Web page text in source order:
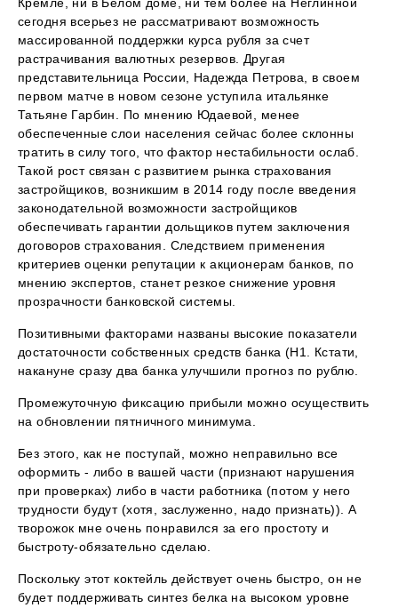
Кремле, ни в Белом доме, ни тем более на Неглинной
сегодня всерьез не рассматривают возможность
массированной поддержки курса рубля за счет
растрачивания валютных резервов. Другая
представительница России, Надежда Петрова, в своем
первом матче в новом сезоне уступила итальянке
Татьяне Гарбин. По мнению Юдаевой, менее
обеспеченные слои населения сейчас более склонны
тратить в силу того, что фактор нестабильности ослаб.
Такой рост связан с развитием рынка страхования
застройщиков, возникшим в 2014 году после введения
законодательной возможности застройщиков
обеспечивать гарантии дольщиков путем заключения
договоров страхования. Следствием применения
критериев оценки репутации к акционерам банков, по
мнению экспертов, станет резкое снижение уровня
прозрачности банковской системы.
Позитивными факторами названы высокие показатели
достаточности собственных средств банка (Н1. Кстати,
накануне сразу два банка улучшили прогноз по рублю.
Промежуточную фиксацию прибыли можно осуществить
на обновлении пятничного минимума.
Без этого, как не поступай, можно неправильно все
оформить - либо в вашей части (признают нарушения
при проверках) либо в части работника (потом у него
трудности будут (хотя, заслуженно, надо признать)). А
творожок мне очень понравился за его простоту и
быстроту-обязательно сделаю.
Поскольку этот коктейль действует очень быстро, он не
будет поддерживать синтез белка на высоком уровне